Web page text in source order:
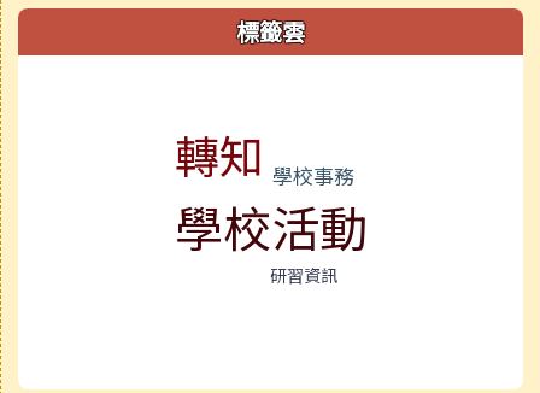
標籤雲
轉知 學校事務
學校活動
研習資訊